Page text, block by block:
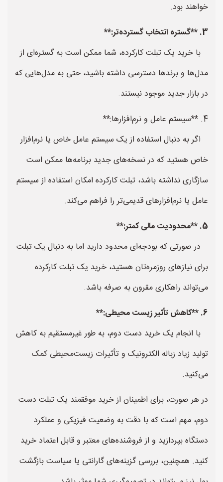
خواهند بود.
3. **گستره انتخاب گسترده‌تر:**
با خرید یک تبلت کارکرده، شما ممکن است به گستره‌ای از
مدل‌ها و برندها دسترسی داشته باشید، حتی به مدل‌هایی که
در بازار جدید موجود نیستند.
4. **سیستم عامل و نرم‌افزارها:**
اگر به دنبال استفاده از یک سیستم عامل خاص یا نرم‌افزار
خاص هستید که در نسخه‌های جدید برنامه‌ها ممکن است
سازگاری نداشته باشد، تبلت کارکرده امکان استفاده از سیستم
عامل یا نرم‌افزارهای قدیمی‌تر را فراهم می‌کند.
5. **محدودیت مالی کمتر:**
در صورتی که بودجه‌ای محدود دارید اما به دنبال یک تبلت
برای نیازهای روزمره‌تان هستید، خرید یک تبلت کارکرده
می‌تواند راهکاری مقرون به صرفه باشد.
6. **کاهش تأثیر زیست محیطی:**
با انجام یک خرید دست دوم، به طور غیرمستقیم به کاهش
تولید زیاد زباله الکترونیک و تأثیرات زیست‌محیطی کمک
می‌کنید.
در هر صورت، برای اطمینان از خرید موفقمند یک تبلت دست
دوم، مهم است که با دقت به وضعیت فیزیکی و عملکرد
دستگاه بپردازید و از فروشنده‌های معتبر و قابل اعتماد خرید
کنید. همچنین، بررسی گزینه‌های گارانتی یا سیاست بازگشت